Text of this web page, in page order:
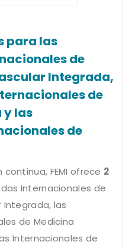
para las
de
Integrada,
de
y las
de
FEMI ofrece 2
Internacionales de
las
de Medicina
Internacionales de